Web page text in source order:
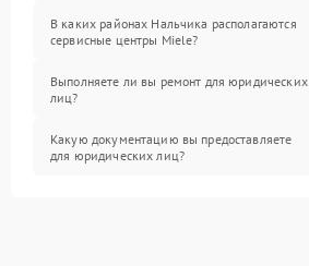
В каких районах Нальчика располагаются
сервисные центры Miele?
Выполняете ли вы ремонт для юридических
лиц?
Какую документацию вы предоставляете
для юридических лиц?